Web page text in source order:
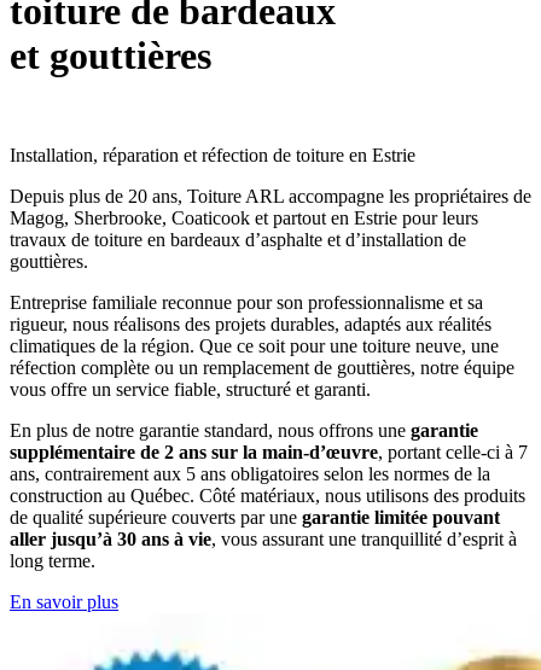
toiture de bardeaux
et gouttières
Installation, réparation et réfection de toiture en Estrie
Depuis plus de 20 ans, Toiture ARL accompagne les propriétaires de
Magog, Sherbrooke, Coaticook et partout en Estrie pour leurs
travaux de toiture en bardeaux d’asphalte et d’installation de
gouttières.
Entreprise familiale reconnue pour son professionnalisme et sa
rigueur, nous réalisons des projets durables, adaptés aux réalités
climatiques de la région. Que ce soit pour une toiture neuve, une
réfection complète ou un remplacement de gouttières, notre équipe
vous offre un service fiable, structuré et garanti.
En plus de notre garantie standard, nous offrons une garantie
supplémentaire de 2 ans sur la main-d’œuvre, portant celle-ci à 7
ans, contrairement aux 5 ans obligatoires selon les normes de la
construction au Québec. Côté matériaux, nous utilisons des produits
de qualité supérieure couverts par une garantie limitée pouvant
aller jusqu’à 30 ans à vie, vous assurant une tranquillité d’esprit à
long terme.
En savoir plus